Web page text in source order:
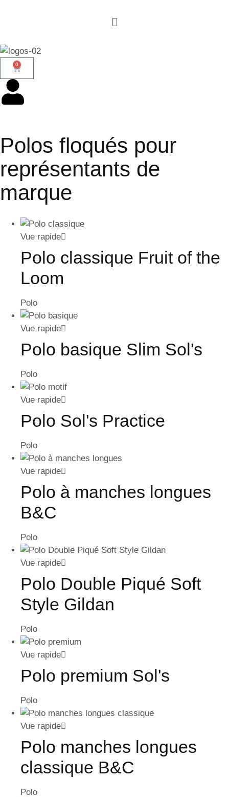
0
Polos floqués pour
représentants de
marque
Vue rapide
Polo classique Fruit of the
Loom
Polo
Vue rapide
Polo basique Slim Sol's
Polo
Vue rapide
Polo Sol's Practice
Polo
Vue rapide
Polo à manches longues
B&C
Polo
Vue rapide
Polo Double Piqué Soft
Style Gildan
Polo
Vue rapide
Polo premium Sol's
Polo
Vue rapide
Polo manches longues
classique B&C
Polo